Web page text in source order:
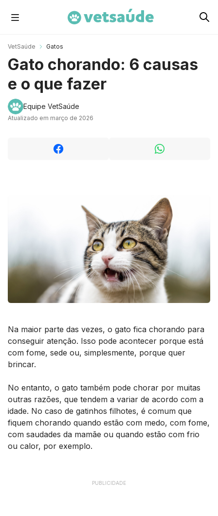
Gatos
Roedores
VetSaúde Gatos
Gato chorando: 6 causas
e o que fazer
Equipe VetSaúde
Atualizado em março de 2026
Na maior parte das vezes, o gato fica chorando para
conseguir atenção. Isso pode acontecer porque está
com fome, sede ou, simplesmente, porque quer
brincar.
No entanto, o gato também pode chorar por muitas
outras razões, que tendem a variar de acordo com a
idade. No caso de gatinhos filhotes, é comum que
fiquem chorando quando estão com medo, com fome,
com saudades da mamãe ou quando estão com frio
ou calor, por exemplo.
PUBLICIDADE